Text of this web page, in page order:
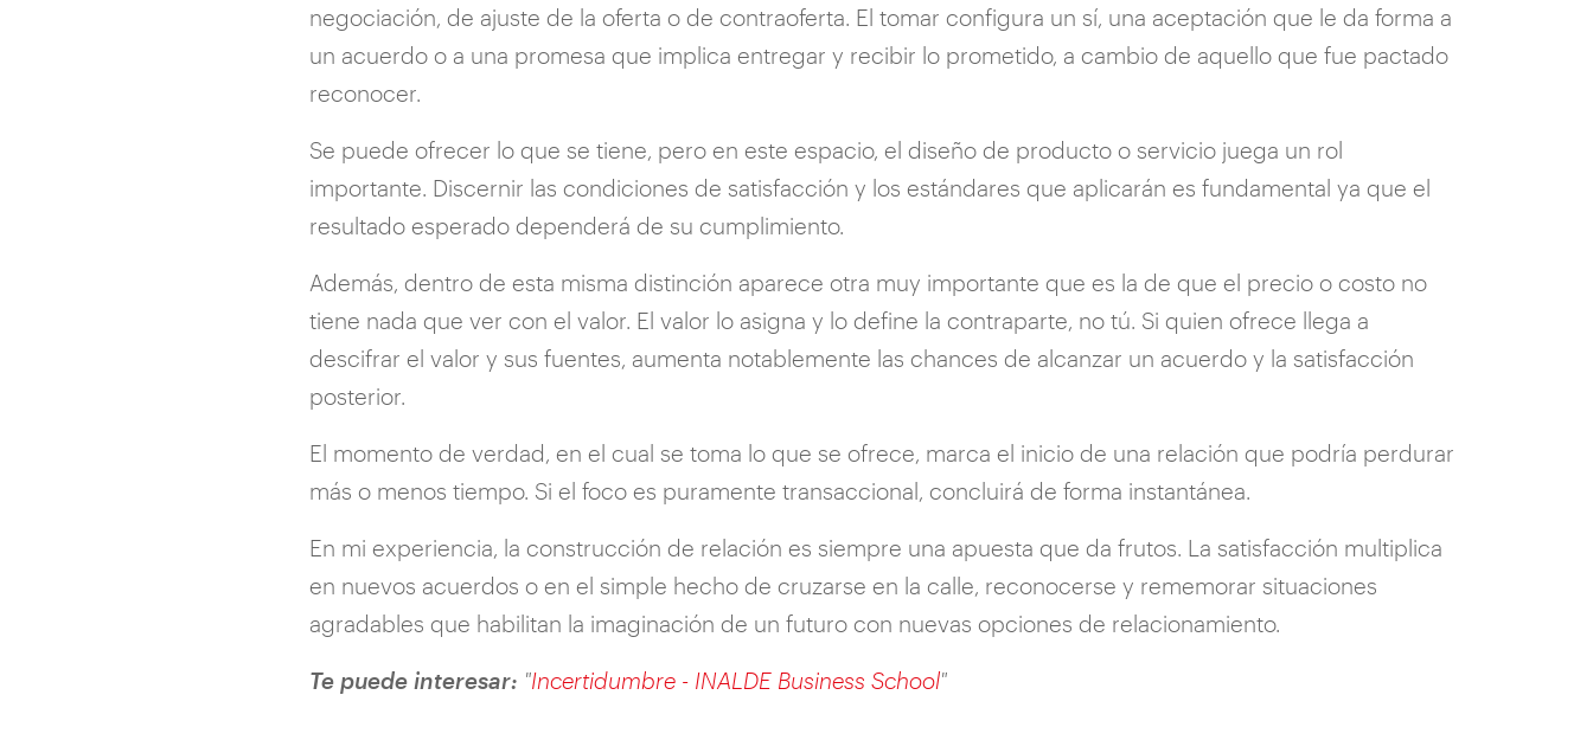
negociación, de ajuste de la oferta o de contraoferta. El tomar configura un sí, una aceptación que le da forma a
un acuerdo o a una promesa que implica entregar y recibir lo prometido, a cambio de aquello que fue pactado
reconocer.
Se puede ofrecer lo que se tiene, pero en este espacio, el diseño de producto o servicio juega un rol
importante. Discernir las condiciones de satisfacción y los estándares que aplicarán es fundamental ya que el
resultado esperado dependerá de su cumplimiento.
Además, dentro de esta misma distinción aparece otra muy importante que es la de que el precio o costo no
tiene nada que ver con el valor. El valor lo asigna y lo define la contraparte, no tú. Si quien ofrece llega a
descifrar el valor y sus fuentes, aumenta notablemente las chances de alcanzar un acuerdo y la satisfacción
posterior.
El momento de verdad, en el cual se toma lo que se ofrece, marca el inicio de una relación que podría perdurar
más o menos tiempo. Si el foco es puramente transaccional, concluirá de forma instantánea.
En mi experiencia, la construcción de relación es siempre una apuesta que da frutos. La satisfacción multiplica
en nuevos acuerdos o en el simple hecho de cruzarse en la calle, reconocerse y rememorar situaciones
agradables que habilitan la imaginación de un futuro con nuevas opciones de relacionamiento.
Te puede interesar: "Incertidumbre - INALDE Business School"